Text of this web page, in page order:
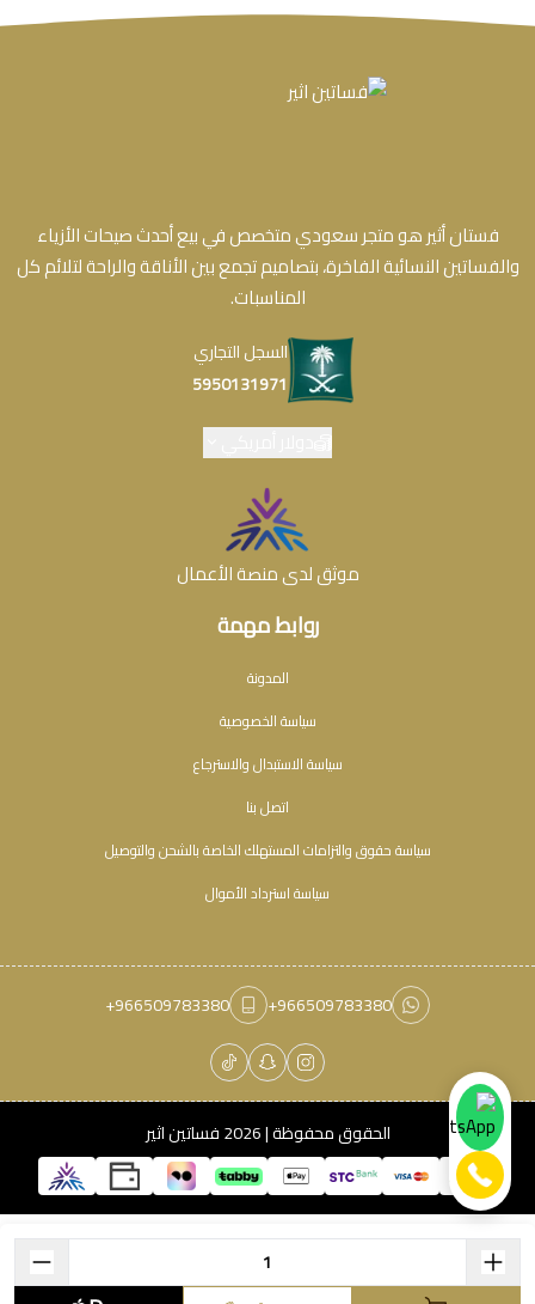
روابط مهمة
المدونة
سياسة الخصوصية
سياسة الاستبدال والاسترجاع
اتصل بنا
سياسة حقوق والتزامات المستهلك الخاصة بالشحن والتوصيل
سياسة استرداد الأموال
فستان أثير هو متجر سعودي متخصص في بيع أحدث صيحات الأزياء
والفساتين النسائية الفاخرة، بتصاميم تجمع بين الأناقة والراحة لتلائم كل
المناسبات.
السجل التجاري
5950131971
موثق لدى منصة الأعمال
+966509783380
+966509783380
الحقوق محفوظة | 2026 فساتين اثير